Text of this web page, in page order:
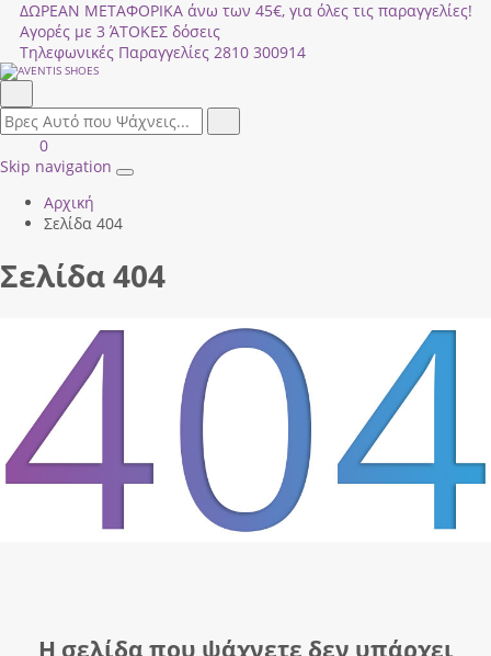
ΔΩΡΕΑΝ ΜΕΤΑΦΟΡΙΚΑ άνω των 45€, για όλες τις παραγγελίες!
Αγορές με 3 ΆΤΟΚΕΣ δόσεις
Τηλεφωνικές Παραγγελίες 2810 300914
field.search
Είσοδος
|
ΚΑΛΑΘΙ
ΑΓΟΡΩΝ
0
Skip navigation
Toggle
Αρχική
Σελίδα 404
Σελίδα 404
Η σελίδα που ψάχνετε δεν υπάρχει